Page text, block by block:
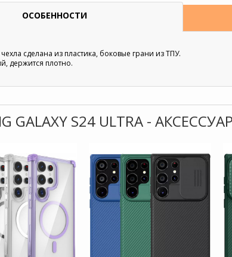
ОСОБЕННОСТИ
сделана из пластика, боковые грани из ТПУ.
держится плотно.
GALAXY S24 ULTRA -